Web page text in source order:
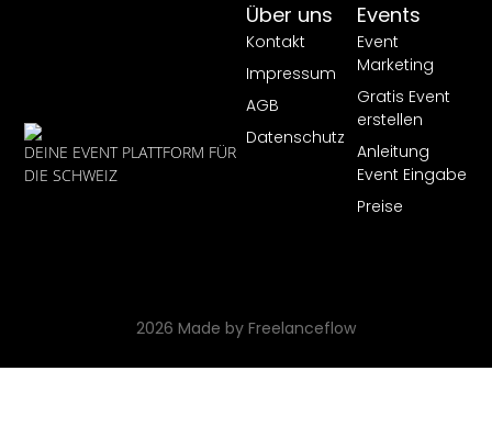
DEINE EVENT PLATTFORM FÜR
DIE SCHWEIZ
Events
Event
Marketing
Gratis Event
erstellen
Anleitung
Event Eingabe
Preise
Über uns
Kontakt
Impressum
AGB
Datenschutz
2026 Made by Freelanceflow